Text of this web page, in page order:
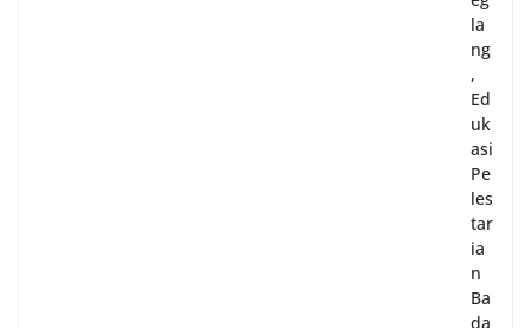
la
ng
,
Ed
uk
asi
Pe
les
tar
ia
n
Ba
da